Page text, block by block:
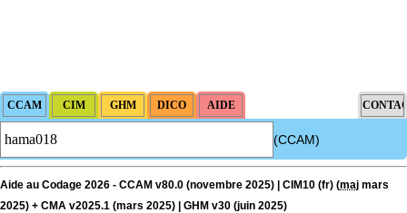
(CCAM)
Aide au Codage 2026 - CCAM v80.0 (novembre 2025) | CIM10 (fr) (maj mars
2025) + CMA v2025.1 (mars 2025) | GHM v30 (juin 2025)